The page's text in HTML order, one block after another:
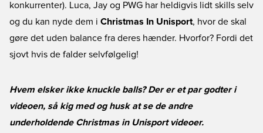
konkurrenter). Luca, Jay og PWG har heldigvis lidt skills selv
og du kan nyde dem i Christmas In Unisport, hvor de skal
gøre det uden balance fra deres hænder. Hvorfor? Fordi det
sjovt hvis de falder selvfølgelig!
Hvem elsker ikke knuckle balls? Der er et par godter i
videoen, så kig med og husk at se de andre
underholdende Christmas in Unisport videoer.